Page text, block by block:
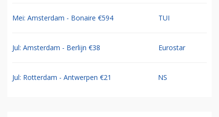
Mei: Amsterdam - Bonaire €594 TUI
Jul: Amsterdam - Berlijn €38 Eurostar
Jul: Rotterdam - Antwerpen €21 NS